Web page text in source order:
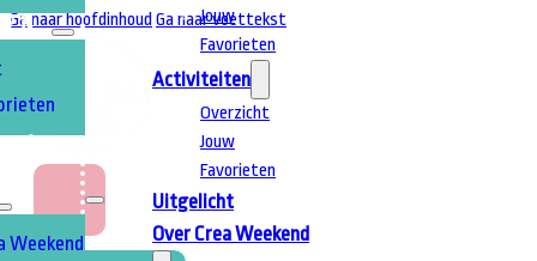
Ga naar hoofdinhoud Ga naar voettekst
Weekend
Jouw
Favorieten
Activiteiten
Overzicht
Jouw
Favorieten
Uitgelicht
Over Crea Weekend